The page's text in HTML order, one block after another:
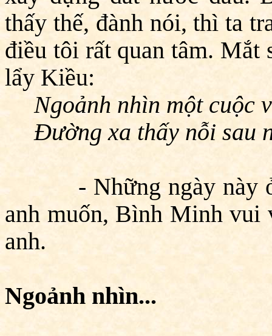
thấy thế, đành nói, thì ta
điều tôi rất quan tâm.
lẩy Kiều:
Ngoảnh nhìn một cuộc
Đường xa thấy nỗi sau
- Những ngày này ở
anh muốn, Bình Minh vui
anh.
Ngoảnh nhìn...